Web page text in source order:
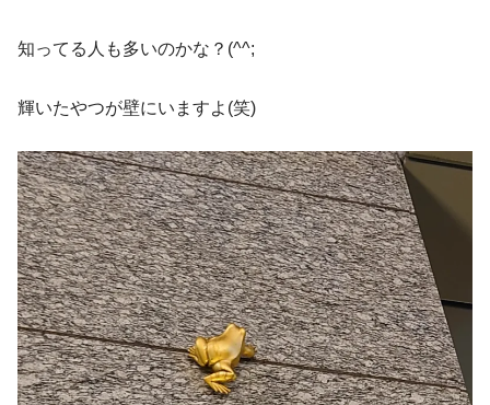
知ってる人も多いのかな？(^^;
輝いたやつが壁にいますよ(笑)